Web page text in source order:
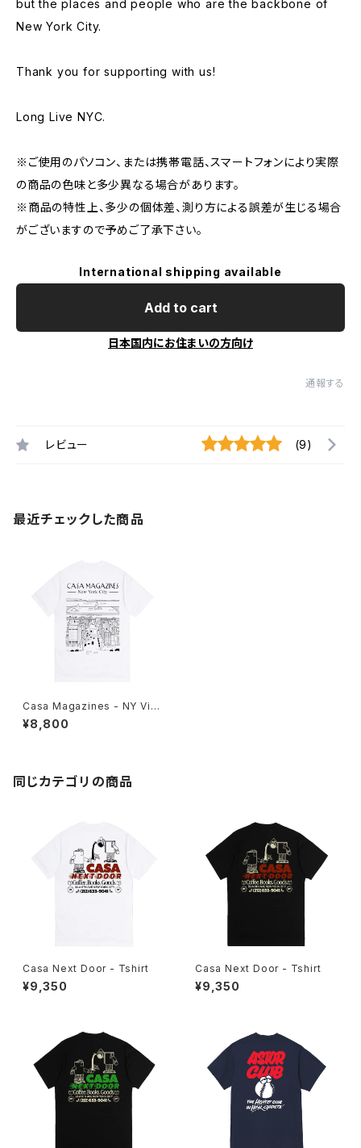
but the places and people who are the backbone of
New York City.
Thank you for supporting with us!
Long Live NYC.
※ご使用のパソコン、または携帯電話、スマートフォンにより実際
の商品の色味と多少異なる場合があります。
※商品の特性上、多少の個体差、測り方による誤差が生じる場合
がございますので予めご了承下さい。
International shipping available
Add to cart
日本国内にお住まいの方向け
通報する
レビュー (9)
最近チェックした商品
Casa Magazines - NY Vie
w Tshirt
¥8,800
同じカテゴリの商品
Casa Next Door - Tshirt
¥9,350
Casa Next Door - Tshirt
¥9,350